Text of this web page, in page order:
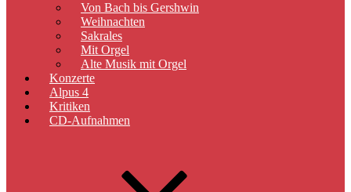
Von Bach bis Gershwin
Weihnachten
Sakrales
Mit Orgel
Alte Musik mit Orgel
Konzerte
Alpus 4
Kritiken
CD-Aufnahmen